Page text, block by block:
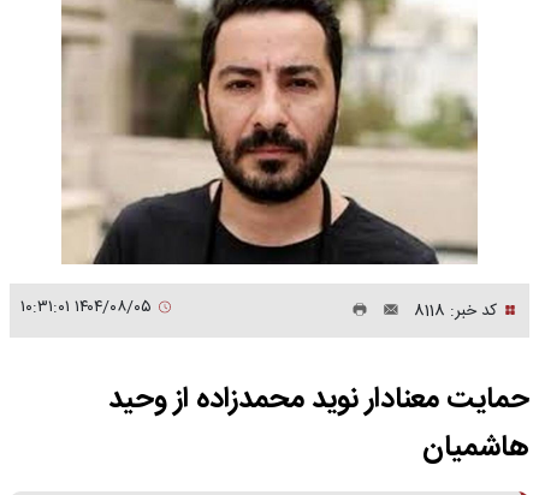
کد خبر: 8118
حمایت معنادار نوید محمدزاده از وحید
هاشمیان